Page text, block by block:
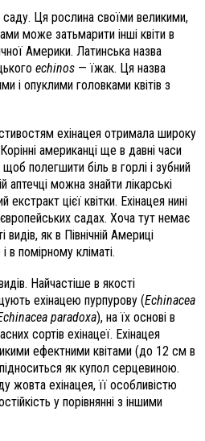
Ця рослина своїми великими,
може затьмарити інші квіти в
Америки. Латинська назва
echinos — їжак. Ця назва
і опуклими головками квітів з
ехінацея отримала широку
американці ще в давні часи
полегшити біль в горлі і зубний
аптечці можна знайти лікарські
цієї квітки. Ехінацея нині
садах. Хоча тут немає
видів, як в Північній Америці
в помірному кліматі.
Найчастіше в якості
ехінацею пурпурову (Echinacea
paradoxa), на їх основі в
сортів ехінацеї. Ехінацея
ефектними квітами (до 12 см в
як купол серцевиною.
жовта ехінацея, її особливістю
у порівнянні з іншими